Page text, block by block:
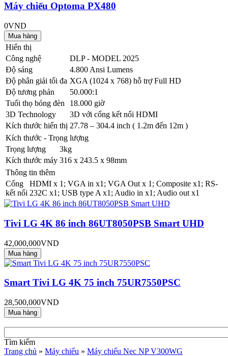
Máy chiếu Optoma PX480
0VND
Hiển thị
Công nghệ
DLP - MODEL 2025
Độ sáng
4.800 Ansi Lumens
Độ phân giải tối đa XGA (1024 x 768) hỗ trợ Full HD
Độ tương phản
50.000:1
Tuổi thọ bóng đèn
18.000 giờ
3D Technology
3D với cổng kết nối HDMI
Kích thước hiển thị 27.78 – 304.4 inch ( 1.2m đến 12m )
Kích thước - Trọng lượng
Trọng lượng
3kg
Kích thước máy 316 x 243.5 x 98mm
Thông tin thêm
Cổng
kết nối
HDMI x 1; VGA in x1; VGA Out x 1; Composite x1; RS-
232C x1; USB type A x1; Audio in x1; Audio out x1
Tivi LG 4K 86 inch 86UT8050PSB Smart UHD
42,000,000VND
Smart Tivi LG 4K 75 inch 75UR7550PSC
28,500,000VND
Tìm kiếm
Trang chủ » Máy chiếu » Máy chiếu Nec NP V300WG